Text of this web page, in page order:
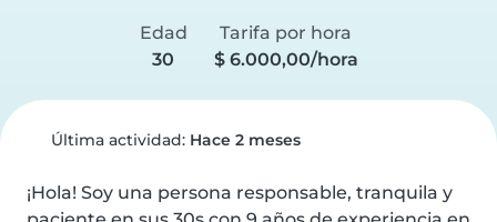
Edad
30
Tarifa por hora
$ 6.000,00/hora
Última actividad: Hace 2 meses
¡Hola! Soy una persona responsable, tranquila y